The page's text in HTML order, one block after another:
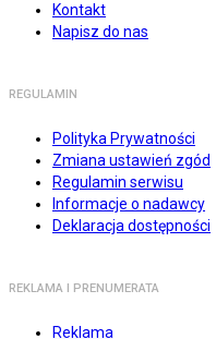
Kontakt
Napisz do nas
REGULAMIN
Polityka Prywatności
Zmiana ustawień zgód
Regulamin serwisu
Informacje o nadawcy
Deklaracja dostępności
REKLAMA I PRENUMERATA
Reklama